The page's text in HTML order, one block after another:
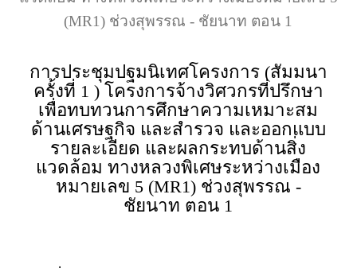
(MR1) ช่วงสุพรรณ - ชัยนาท ตอน 1
การประชุมปฐมนิเทศโครงการ (สัมมนา
ครั้งที่ 1 ) โครงการจ้างวิศวกรที่ปรึกษา
เพื่อทบทวนการศึกษาความเหมาะสม
ด้านเศรษฐกิจ และสำรวจ และออกแบบ
รายละเอียด และผลกระทบด้านสิ่ง
แวดล้อม ทางหลวงพิเศษระหว่างเมือง
หมายเลข 5 (MR1) ช่วงสุพรรณ -
ชัยนาท ตอน 1